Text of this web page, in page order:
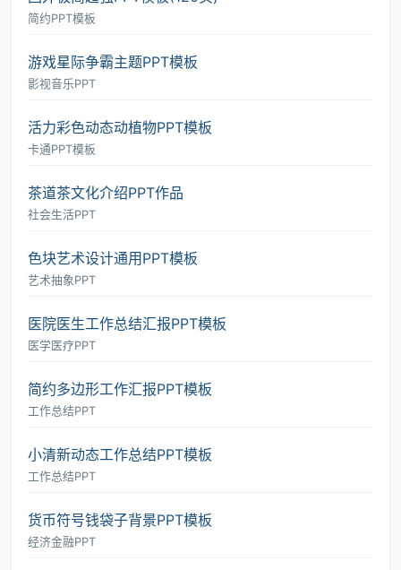
简约PPT模板
游戏星际争霸主题PPT模板
影视音乐PPT
活力彩色动态动植物PPT模板
卡通PPT模板
茶道茶文化介绍PPT作品
社会生活PPT
色块艺术设计通用PPT模板
艺术抽象PPT
医院医生工作总结汇报PPT模板
医学医疗PPT
简约多边形工作汇报PPT模板
工作总结PPT
小清新动态工作总结PPT模板
工作总结PPT
货币符号钱袋子背景PPT模板
经济金融PPT